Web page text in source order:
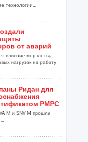
технологии...
от аварий
влияние мерзлоты,
нагрузок на работу
Ридан для
РМРС
M и SNV M прошли